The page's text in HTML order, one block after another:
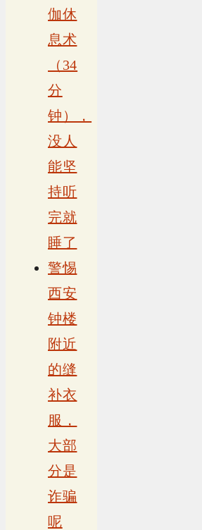
伽休
息术
（34
分
钟），
没人
能坚
持听
完就
睡了
警惕
西安
钟楼
附近
的缝
补衣
服，
大部
分是
诈骗
呢